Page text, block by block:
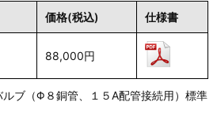
価格(税込) 仕様書
88,000円
ブ（Φ８銅管、１５A配管接続用）標準